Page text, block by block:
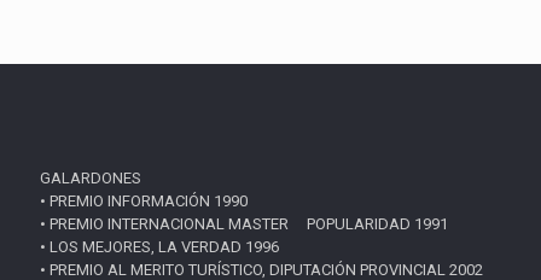
GALARDONES
• PREMIO INFORMACIÓN 1990
• PREMIO INTERNACIONAL MASTER POPULARIDAD 1991
• LOS MEJORES, LA VERDAD 1996
• PREMIO AL MERITO TURÍSTICO, DIPUTACIÓN PROVINCIAL 2002